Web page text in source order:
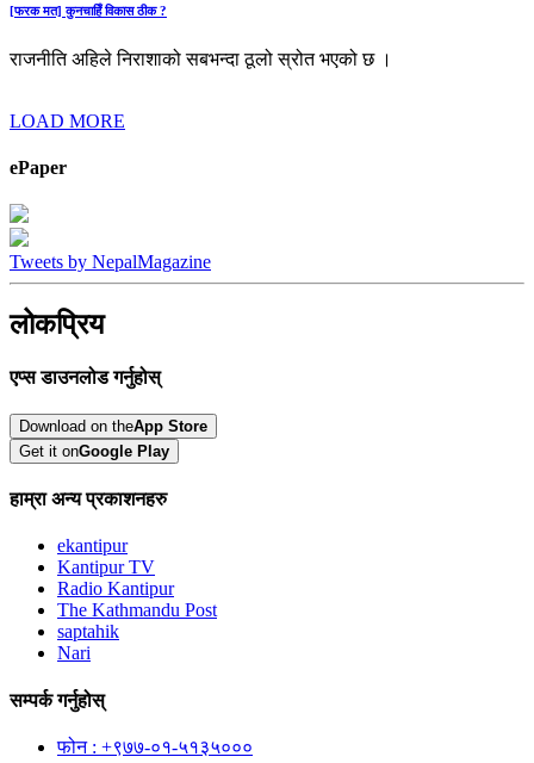
[फरक मत] कुनचाहिँ विकास ठीक ?
राजनीति अहिले निराशाको सबभन्दा ठूलो स्रोत भएको छ ।
LOAD MORE
ePaper
Tweets by NepalMagazine
लोकप्रिय
एप्स डाउनलोड गर्नुहोस्
Download on theApp Store
Get it onGoogle Play
हाम्रा अन्य प्रकाशनहरु
ekantipur
Kantipur TV
Radio Kantipur
The Kathmandu Post
saptahik
Nari
सम्पर्क गर्नुहोस्
फोन : +९७७-०१-५१३५०००